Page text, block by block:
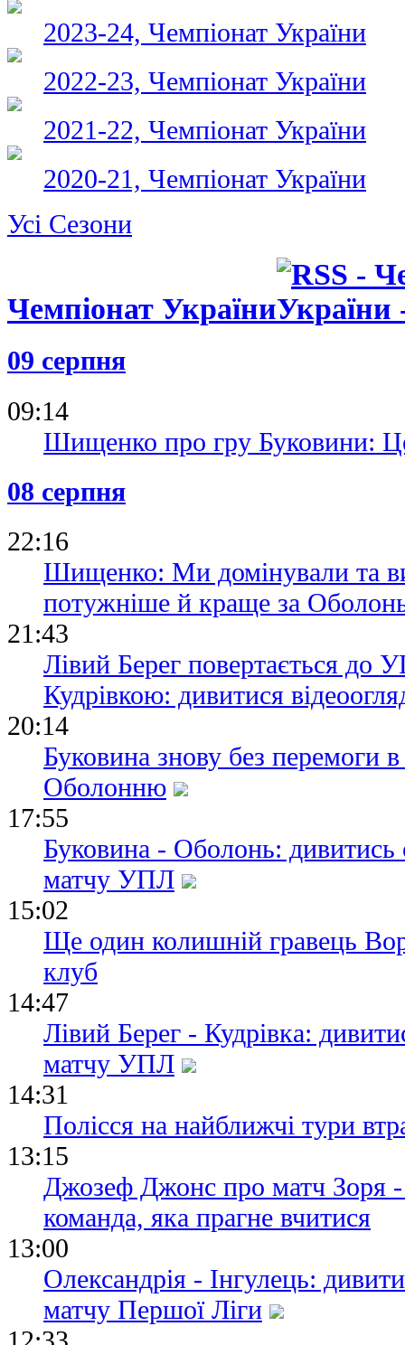
2023-24, Чемпіонат України
2022-23, Чемпіонат України
2021-22, Чемпіонат України
2020-21, Чемпіонат України
Усі Сезони
Чемпіонат України
09 серпня
09:14
Шищенко про гру Буковини:
08 серпня
22:16
Шищенко: Ми домінували та
потужніше й краще за
21:43
Лівий Берег повертається до
Кудрівкою: дивитися
20:14
Буковина знову без перемоги
Оболонню
17:55
Буковина - Оболонь: дивитись
матчу УПЛ
15:02
Ще один колишній гравець
клуб
14:47
Лівий Берег - Кудрівка:
матчу УПЛ
14:31
Полісся на найближчі тури
13:15
Джозеф Джонс про матч Зоря
команда, яка прагне вчитися
13:00
Олександрія - Інгулець:
матчу Першої Ліги